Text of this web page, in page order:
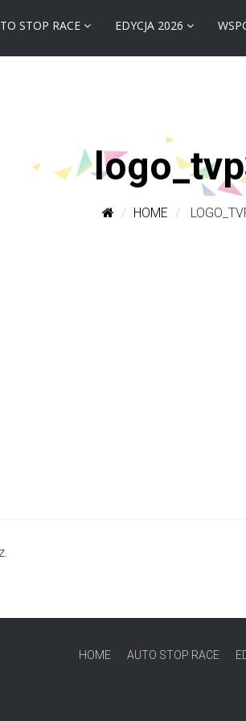
STOP RACE EDYCJA 2026
HOME
HOME AUTO STOP RACE